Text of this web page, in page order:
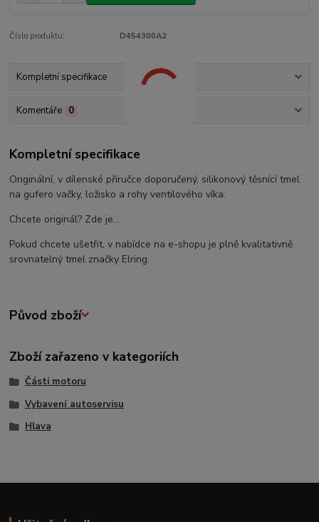
Číslo produktu: D454300A2
Kompletní specifikace
Komentáře 0
Kompletní specifikace
Originální, v dílenské příručce doporučený, silikonový těsnící tmel
na gufero vačky, ložisko a rohy ventilového víka.
Chcete originál? Zde je...
Pokud chcete ušetřit, v nabídce na e-shopu je plně kvalitativně
srovnatelný tmel značky Elring.
Původ zboží
Zboží zařazeno v kategoriích
Části motoru
Vybavení autoservisu
Hlava